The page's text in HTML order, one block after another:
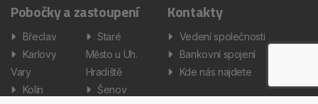
Pobočky a zastoupení
Břeclav
Karlovy
Vary
Kolín
Staré
Město u Uh.
Hradiště
Šenov
Kontakty
Vedení společnosti
Bankovní spojení
Kde nás najdete